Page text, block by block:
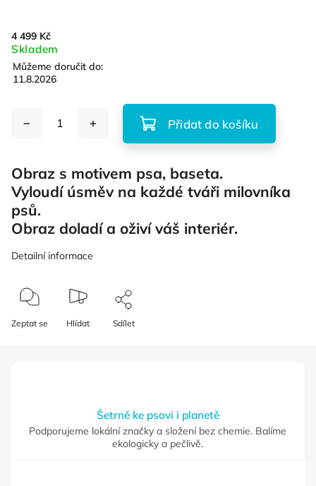
4 499 Kč
Skladem
Můžeme doručit do:
11.8.2026
Přidat do košíku
Obraz s motivem psa, baseta.
Vyloudí úsměv na každé tváři milovníka
psů.
Obraz doladí a oživí váš interiér.
Detailní informace
Zeptat se Hlídat Sdílet
Šetrně ke psovi i planetě
Podporujeme lokální značky a složení bez chemie. Balíme
ekologicky a pečlivě.